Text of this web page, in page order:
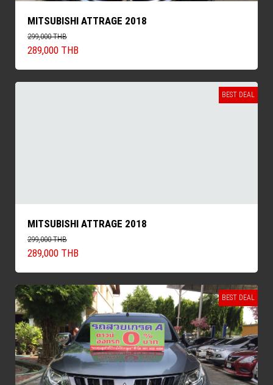
MITSUBISHI ATTRAGE 2018
299,000 THB
289,000 THB
BEST DEAL
MITSUBISHI ATTRAGE 2018
299,000 THB
289,000 THB
BEST DEAL